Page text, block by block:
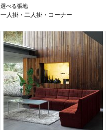
選べる張地
一人掛・二人掛・コーナー